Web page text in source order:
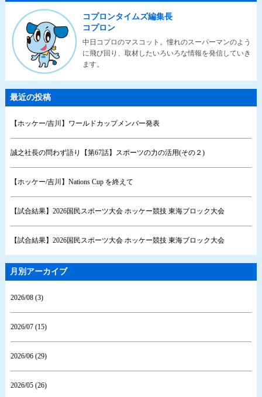
コプロンタイムズ編集長
コプロン
中日コプロのマスコット。憧れのスーパーマンのよう
に飛び回り、取材したいろいろな情報を発信していき
ます。
最近の投稿
【ホッケー/吉川】ワールドカップメンバー発表
誠之社長の問わず語り【第67話】スポーツの力の活用(その２)
【ホッケー/吉川】Nations Cup を終えて
【試合結果】2026国民スポーツ大会 ホッケー競技 東海ブロック大会
【試合結果】2026国民スポーツ大会 ホッケー競技 東海ブロック大会
月別アーカイブ
2026/08 (3)
2026/07 (15)
2026/06 (29)
2026/05 (26)